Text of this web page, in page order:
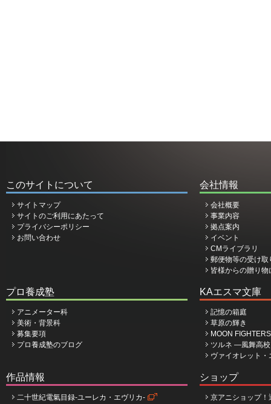
このサイトについて
サイトマップ
サイトのご利用にあたって
プライバシーポリシー
お問い合わせ
会社情報
会社概要
事業内容
拠点案内
イベント
CMライブラリ
郵便物等の受け取
皆様からの贈り
プロ養成塾
アニメーター科
美術・背景科
募集要項
プロ養成塾のブログ
KAエスマ文庫
記憶の箱庭
草原の輝き
MOON
ツルネ ―風舞高
ヴァイオレット
作品情報
二十世紀電氣目録-ユーレカ・エヴリカ-
ショップ
京アニショップ！